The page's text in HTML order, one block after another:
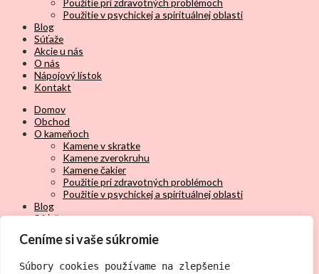
Ceníme si vaše súkromie
Súbory cookies používame na zlepšenie
Použitie pri zdravotných problémoch
Použitie v psychickej a spirituálnej oblasti
Blog
Súťaže
Akcie u nás
O nás
Nápojový lístok
Kontakt
Domov
Obchod
O kameňoch
Kamene v skratke
Kamene zverokruhu
Kamene čakier
Použitie pri zdravotných problémoch
Použitie v psychickej a spirituálnej oblasti
Blog
Súťaže
O nás
Kontakt